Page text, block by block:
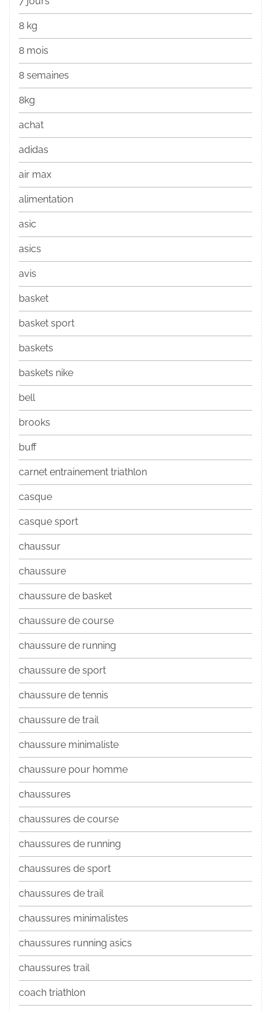
8 kg
8 mois
8 semaines
8kg
achat
adidas
air max
alimentation
asic
asics
avis
basket
basket sport
baskets
baskets nike
bell
brooks
buff
carnet entrainement triathlon
casque
casque sport
chaussur
chaussure
chaussure de basket
chaussure de course
chaussure de running
chaussure de sport
chaussure de tennis
chaussure de trail
chaussure minimaliste
chaussure pour homme
chaussures
chaussures de course
chaussures de running
chaussures de sport
chaussures de trail
chaussures minimalistes
chaussures running asics
chaussures trail
coach triathlon